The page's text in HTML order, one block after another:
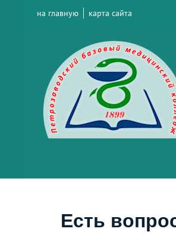
на главную карта сайта
Есть